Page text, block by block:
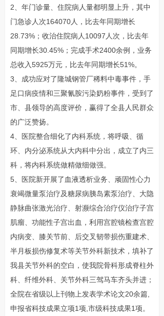
2、年门诊量、住院病人量都明显上升，其中
门急诊人次164070人，比去年同期增长
28.73%；收治住院病人10097人次，比去年
同期增长30.45%；完成手术2400余例，业务
总收入5925万元，比去年同期增长51%。
3、成功应对了隆城钢管厂稀料中毒事件，手
足口病疫情和三聚氰胺污染奶粉事件，受到了
市、县领导的高度评价，赢得了全县人民群众
的广泛赞扬。
4、医院整合细化了内科系统，将呼吸、循
环、内分泌系统从大内科中分出，成立了内三
科，将内科系统做精做细做强。
5、医院新开展了血液透析业务、顽固性心力
衰竭微量泵治疗及糖尿病胰岛素泵治疗、大隐
静脉曲张激光治疗、射濒综合治疗仪治疗子宫
肌瘤、功能性子宫出血，利用宫腔镜检查宫腔
内病变、膝关节前、后交叉韧带损伤重建术、
半月板损伤修复术等关节外科新技术，填补了
我县关节外科的空白，使我院骨科形成脊柱外
科、纤维外科、关节外科三驾马车齐头并进；
全院在省级以上刊物上发表学术论文20余篇,
申报省科技成果立项1项,市级科技成果1项。